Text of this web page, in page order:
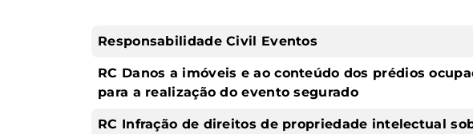
Responsabilidade Civil Eventos
RC Danos a imóveis e ao conteúdo dos prédios
para a realização do evento segurado
RC Infração de direitos de propriedade intelectual